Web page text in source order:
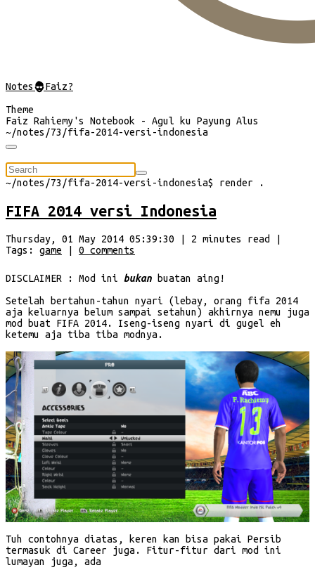
Notes@Faiz?
Theme
Faiz Rahiemy's Notebook - Agul ku Payung Alus
~/notes/73/fifa-2014-versi-indonesia
~/notes/73/fifa-2014-versi-indonesia$ render .
FIFA 2014 versi Indonesia
Thursday, 01 May 2014 05:39:30 2 minutes read
Tags:
game 0 comments
DISCLAIMER : Mod ini bukan buatan aing!
Setelah bertahun-tahun nyari (lebay, orang fifa 2014
aja keluarnya belum sampai setahun) akhirnya nemu juga
mod buat FIFA 2014. Iseng-iseng nyari di gugel eh
ketemu aja tiba tiba modnya.
Tuh contohnya diatas, keren kan bisa pakai Persib
termasuk di Career juga. Fitur-fitur dari mod ini
lumayan juga, ada